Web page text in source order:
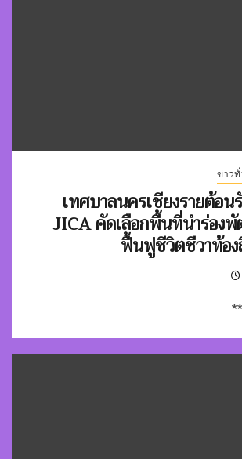
ข่าวทั่
เทศบาลนครเชียงรายต้อ
JICA คัดเลือกพื้นที่นำร่อง
ฟื้นฟูชีวิตชีวาท้อง